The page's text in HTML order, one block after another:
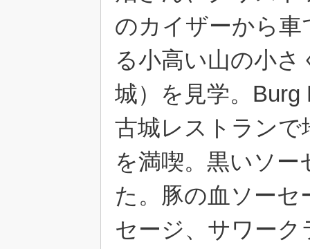
のカイザーから車
る小高い山の小
城）を見学。Burg
古城レストランで
を満喫。黒いソ
た。豚の血ソー
セージ、サワー